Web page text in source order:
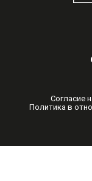
Согласие
Политика в